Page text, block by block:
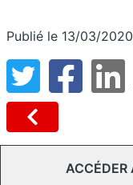
Publié le 13/03/